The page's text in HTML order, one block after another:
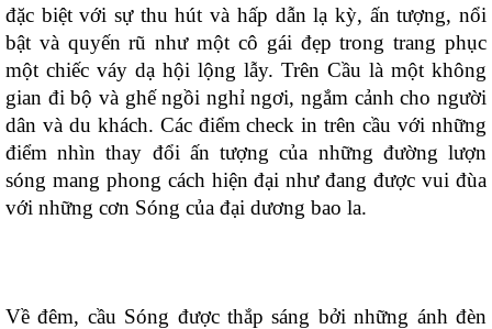
đặc biệt với sự thu hút và hấp dẫn lạ kỳ, ấn tượng, nổi
bật và quyến rũ như một cô gái đẹp trong trang phục
một chiếc váy dạ hội lộng lẫy. Trên Cầu là một không
gian đi bộ và ghế ngồi nghỉ ngơi, ngắm cảnh cho người
dân và du khách. Các điểm check in trên cầu với những
điểm nhìn thay đổi ấn tượng của những đường lượn
sóng mang phong cách hiện đại như đang được vui đùa
với những cơn Sóng của đại dương bao la.
Về đêm, cầu Sóng được thắp sáng bởi những ánh đèn